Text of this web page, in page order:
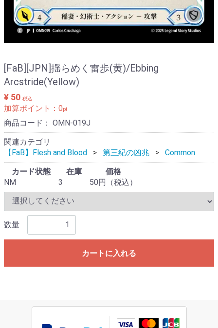
[FaB][JPN]揺らめく雷歩(黄)/Ebbing
Arcstride(Yellow)
¥ 50 税込
加算ポイント： 0pt
商品コード： OMN-019J
関連カテゴリ
【FaB】Flesh and Blood
第三紀の凶兆 Common
カード状態 在庫
価格
NM
3 50円（税込）
数量
カートに入れる